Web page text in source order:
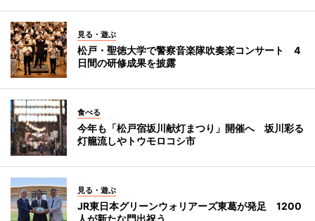
見る・遊ぶ
松戸・聖徳大学で警察音楽隊吹奏楽コンサート 4
日間の研修成果を披露
食べる
今年も「松戸宿坂川献灯まつり」開催へ 坂川彩る
灯籠流しやトウモロコシ市
見る・遊ぶ
JR東日本グリーンウォリアーズ東葛が発足 1200